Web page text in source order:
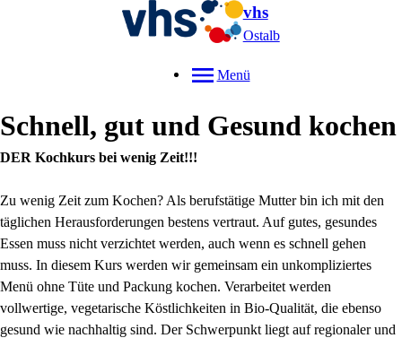
vhs
Ostalb
Menü
Schnell, gut und Gesund kochen
DER Kochkurs bei wenig Zeit!!!
Zu wenig Zeit zum Kochen? Als berufstätige Mutter bin ich mit den
täglichen Herausforderungen bestens vertraut. Auf gutes, gesundes
Essen muss nicht verzichtet werden, auch wenn es schnell gehen
muss. In diesem Kurs werden wir gemeinsam ein unkompliziertes
Menü ohne Tüte und Packung kochen. Verarbeitet werden
vollwertige, vegetarische Köstlichkeiten in Bio-Qualität, die ebenso
gesund wie nachhaltig sind. Der Schwerpunkt liegt auf regionaler und